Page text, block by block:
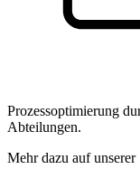
Prozessoptimierung
Abteilungen.
Mehr dazu auf unserer